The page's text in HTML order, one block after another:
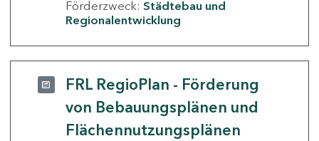
Förderzweck: Städtebau und
Regionalentwicklung
FRL RegioPlan - Förderung
von Bebauungsplänen und
Flächennutzungsplänen